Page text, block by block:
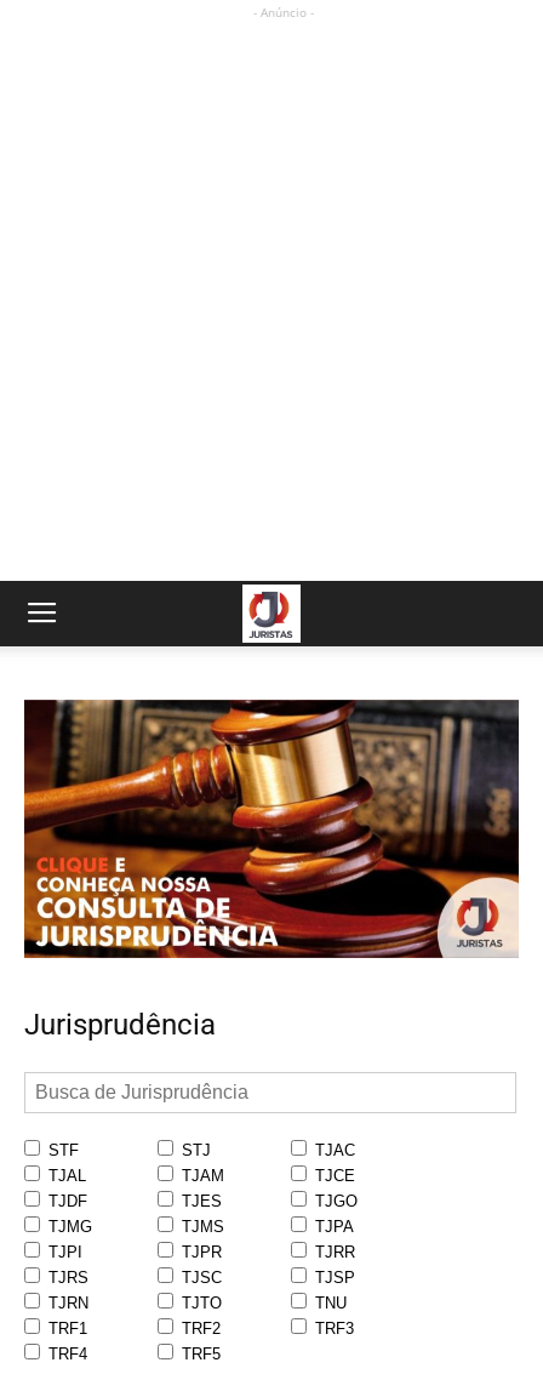
- Anúncio -
Jurisprudência
STF STJ
TJAC
TJAL
TJAM
TJCE
TJDF
TJES
TJGO
TJMG
TJMS
TJPA
TJPI
TJPR
TJRR
TJRS
TJSC
TJSP
TJRN
TJTO
TNU
TRF1
TRF2
TRF3
TRF4
TRF5